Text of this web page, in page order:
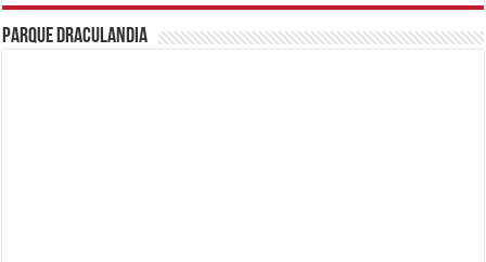
Parque Draculandia